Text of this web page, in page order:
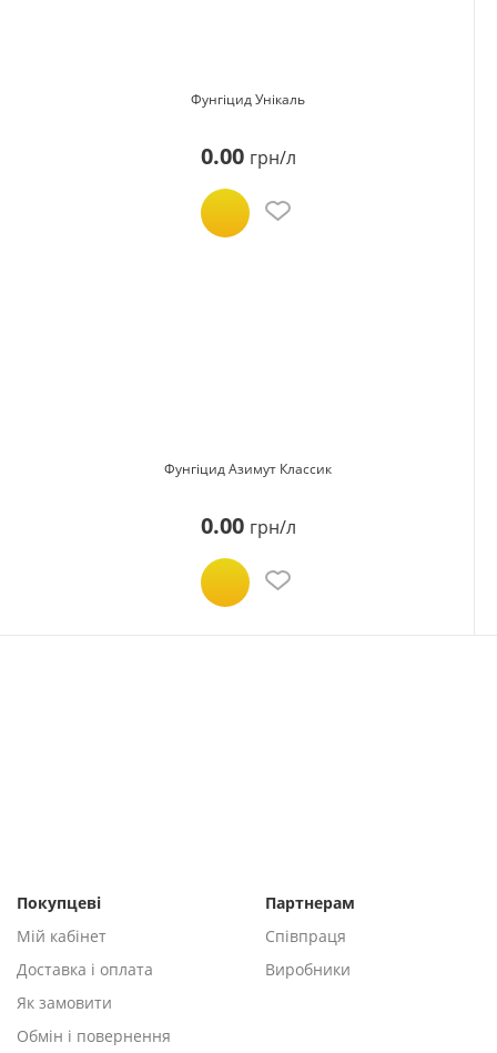
Фунгіцид Унікаль
0.00 грн/л
Фунгіцид Азимут Классик
0.00 грн/л
Покупцеві
Мій кабінет
Доставка і оплата
Як замовити
Обмін і повернення
Партнерам
Співпраця
Виробники